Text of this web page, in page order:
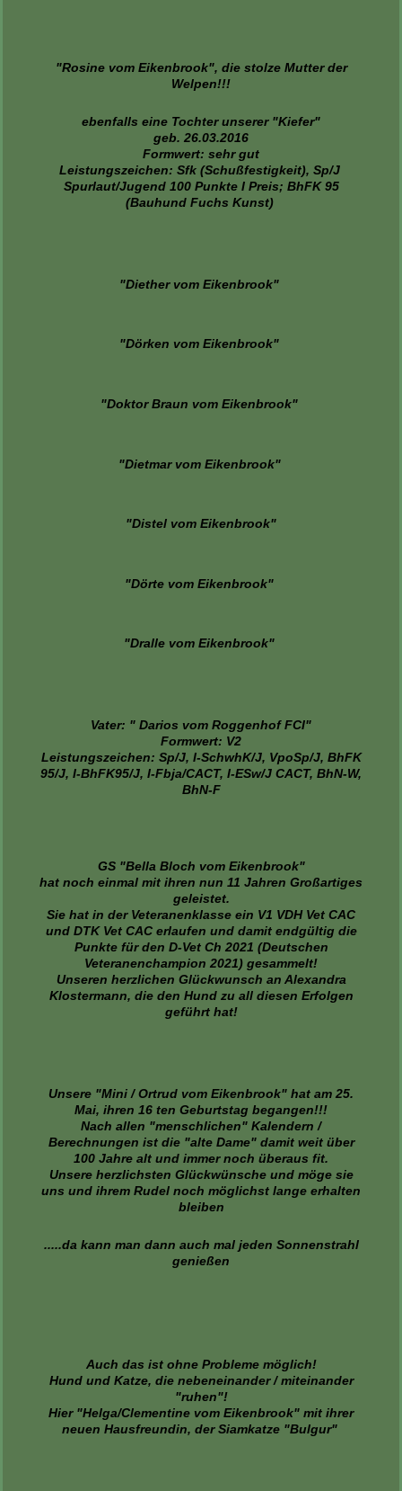
"Rosine vom Eikenbrook", die stolze Mutter der
Welpen!!!
​ebenfalls eine Tochter unserer "Kiefer"
geb. 26.03.2016
Formwert: sehr gut
Leistungszeichen: Sfk (Schußfestigkeit), Sp/J
Spurlaut/Jugend 100 Punkte I Preis; BhFK 95
(Bauhund Fuchs Kunst)
"Diether vom Eikenbrook"
"Dörken vom Eikenbrook"
"Doktor Braun vom Eikenbrook"
"Dietmar vom Eikenbrook"
"Distel vom Eikenbrook"
"Dörte vom Eikenbrook"
"Dralle vom Eikenbrook"
Vater: " Darios vom Roggenhof FCI"
Formwert: V2
Leistungszeichen: Sp/J, I-SchwhK/J, VpoSp/J, BhFK
95/J, I-BhFK95/J, I-Fbja/CACT, I-ESw/J CACT, BhN-W,
BhN-F
GS "Bella Bloch vom Eikenbrook"
hat noch einmal mit ihren nun 11 Jahren Großartiges
geleistet.
Sie hat in der Veteranenklasse ein V1 VDH Vet CAC
und DTK Vet CAC erlaufen und damit endgültig die
Punkte für den D-Vet Ch 2021 (Deutschen
Veteranenchampion 2021) gesammelt!
Unseren herzlichen Glückwunsch an Alexandra
Klostermann, die den Hund zu all diesen Erfolgen
geführt hat!
Unsere "Mini / Ortrud vom Eikenbrook" hat am 25.
Mai, ihren 16 ten Geburtstag begangen!!!
Nach allen "menschlichen" Kalendern /
Berechnungen ist die "alte Dame" damit weit über
100 Jahre alt und immer noch überaus fit.
Unsere herzlichsten Glückwünsche und möge sie
uns und ihrem Rudel noch möglichst lange erhalten
bleiben
.....da kann man dann auch mal jeden Sonnenstrahl
genießen
Auch das ist ohne Probleme möglich!
Hund und Katze, die nebeneinander / miteinander
"ruhen"!
Hier "Helga/Clementine vom Eikenbrook" mit ihrer
neuen Hausfreundin, der Siamkatze "Bulgur"